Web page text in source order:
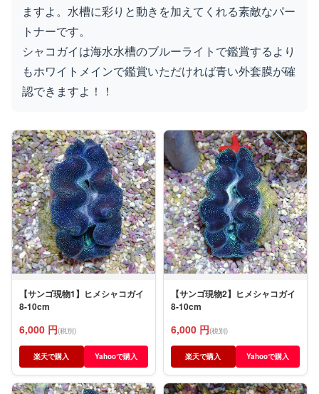
Y!Yahoo!店↗
ますよ。水槽に彩りと動きを加えてくれる素敵なパー
トナーです。
シャコガイは海水水槽のブルーライトで鑑賞するより
もホワイトメインで鑑賞いただければ青い外套膜が確
認できますよ！！
【サンゴ現物1】ヒメシャコガイ
8-10cm
6,000 円(税別)
楽天で購入 Yahooで購入
【サンゴ現物2】ヒメシャコガイ
8-10cm
6,000 円(税別)
楽天で購入 Yahooで購入